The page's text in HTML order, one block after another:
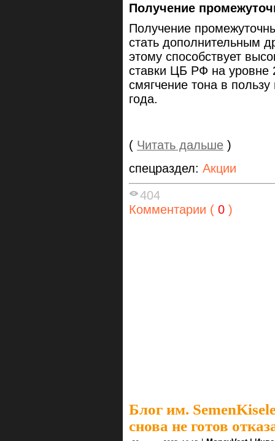
Получение
Получение
стать дополнительным
этому способствует
ставки ЦБ РФ на уровне
смягчение тона в
года.
( Читать дальше )
спецраздел: Акции
404
Комментарии ( 0 )
Блог им.
снова не готов